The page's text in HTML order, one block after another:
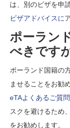
は、別のビザを申
ビザアドバイスに
ポーラン
べきです
ポーランド国籍の
ませることをお勧
eTAよくあるご質
スクを避けるため
をお勧めします。